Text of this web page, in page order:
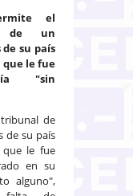
el
de un
su país
que le fue
"sin
de
de su país
que le fue
en su
alguno",